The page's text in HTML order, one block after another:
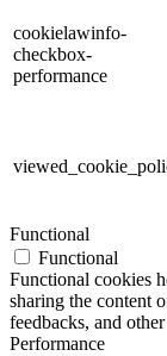
cookielawinfo-
checkbox-
performance
Functional
Functional
Functional cookies
sharing the content
feedbacks, and
Performance